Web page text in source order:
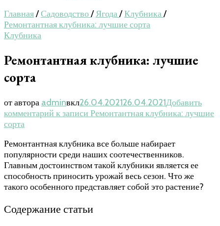
Главная/Садоводство/Ягода/Клубника/
Ремонтантная клубника: лучшие сорта
Клубника
Ремонтантная клубника: лучшие
сорта
от автора adminвкл26.04.202126.04.2021Добавить
комментарий к записи Ремонтантная клубника: лучшие
сорта
Ремонтантная клубника все больше набирает
популярности среди наших соотечественников.
Главным достоинством такой клубники является ее
способность приносить урожай весь сезон. Что же
такого особенного представляет собой это растение?
Содержание статьи